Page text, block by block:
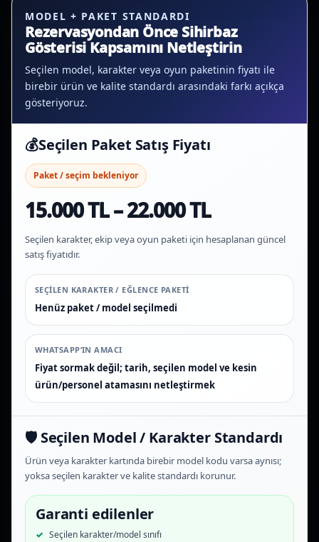
MODEL + PAKET STANDARDI
Rezervasyondan Önce Sihirbaz
Gösterisi Kapsamını Netleştirin
Seçilen model, karakter veya oyun paketinin fiyatı ile
birebir ürün ve kalite standardı arasındaki farkı açıkça
gösteriyoruz.
💰Seçilen Paket Satış Fiyatı
Paket / seçim bekleniyor
15.000 TL – 22.000 TL
Seçilen karakter, ekip veya oyun paketi için hesaplanan güncel
satış fiyatıdır.
SEÇILEN KARAKTER / EĞLENCE PAKETI
Henüz paket / model seçilmedi
WHATSAPP’IN AMACI
Fiyat sormak değil; tarih, seçilen model ve kesin
ürün/personel atamasını netleştirmek
🛡️ Seçilen Model / Karakter Standardı
Ürün veya karakter kartında birebir model kodu varsa aynısı;
yoksa seçilen karakter ve kalite standardı korunur.
Garanti edilenler
Seçilen karakter/model sınıfı